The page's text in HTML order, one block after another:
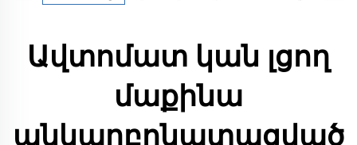
Ավտոմատ կան լցող
մաքինա
անկարբոնատացված